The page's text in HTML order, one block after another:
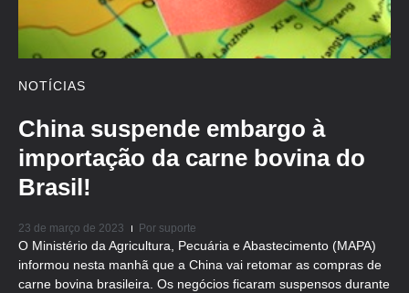
NOTÍCIAS
China suspende embargo à
importação da carne bovina do
Brasil!
23 de março de 2023 Por suporte
O Ministério da Agricultura, Pecuária e Abastecimento (MAPA)
informou nesta manhã que a China vai retomar as compras de
carne bovina brasileira. Os negócios ficaram suspensos durante